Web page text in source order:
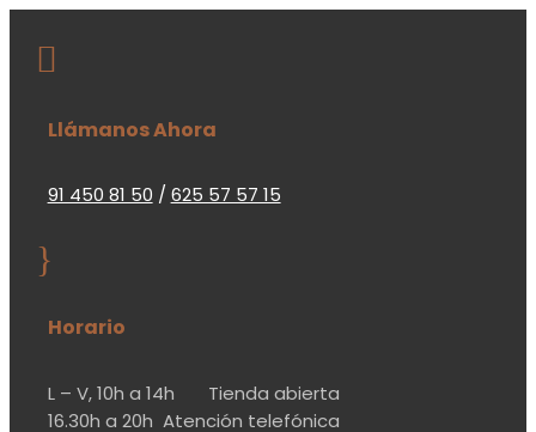

Llámanos Ahora
91 450 81 50 / 625 57 57 15
}
Horario
L – V,10h a 14h Tienda abierta
16.30h a 20h Atención telefónica